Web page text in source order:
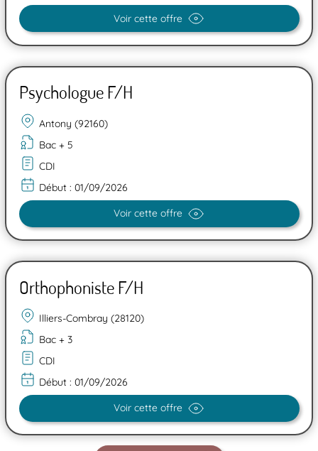
Voir cette offre
Psychologue F/H
Antony (92160)
Bac + 5
CDI
Début : 01/09/2026
Voir cette offre
Orthophoniste F/H
Illiers-Combray (28120)
Bac + 3
CDI
Début : 01/09/2026
Voir cette offre